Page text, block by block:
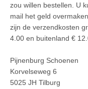
zou willen bestellen. U
mail het geld
zijn de verzendkosten
4.00 en buitenland €
Pijnenburg Schoenen
Korvelseweg 6
5025 JH Tilburg